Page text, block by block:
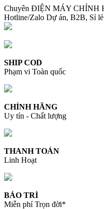
Chuyên ĐIỆN MÁY CHÍNH
Hotline/Zalo Dự án, B2B, Sỉ
SHIP COD
Phạm vi Toàn quốc
CHÍNH HÃNG
Uy tín - Chất lượng
THANH TOÁN
Linh Hoạt
BẢO TRÌ
Miễn phí Trọn đời*